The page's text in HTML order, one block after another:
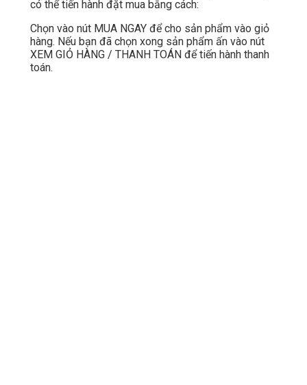
có thể tiến hành đặt mua bằng cách:
Chọn vào nút MUA NGAY để cho sản phẩm vào giỏ
hàng. Nếu bạn đã chọn xong sản phẩm ấn vào nút
XEM GIỎ HÀNG / THANH TOÁN để tiến hành thanh
toán.